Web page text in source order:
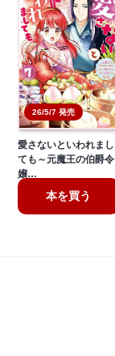
26/5/7 発売
愛さないといわれまし
ても～元魔王の伯爵令
嬢…
本を買う